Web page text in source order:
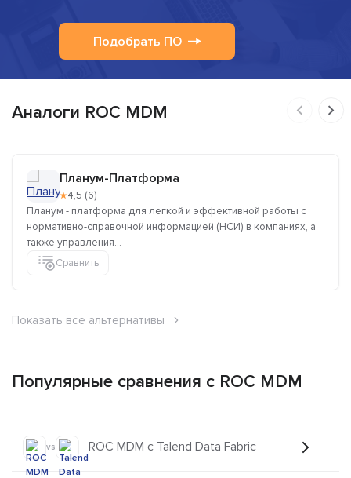
Подобрать ПО
Аналоги ROC MDM
Планум-Платформа
★4,5 (6)
Планум - платформа для легкой и эффективной работы с
нормативно-справочной информацией (НСИ) в компаниях, а
также управления...
Сравнить
Показать все альтернативы
Популярные сравнения с ROC MDM
vs ROC MDM с Talend Data Fabric